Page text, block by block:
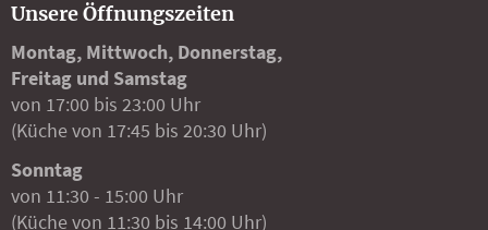
Unsere Öffnungszeiten
Montag, Mittwoch, Donnerstag,
Freitag und Samstag
von 17:00 bis 23:00 Uhr
(Küche von 17:45 bis 20:30 Uhr)
Sonntag
von 11:30 - 15:00 Uhr
(Küche von 11:30 bis 14:00 Uhr)